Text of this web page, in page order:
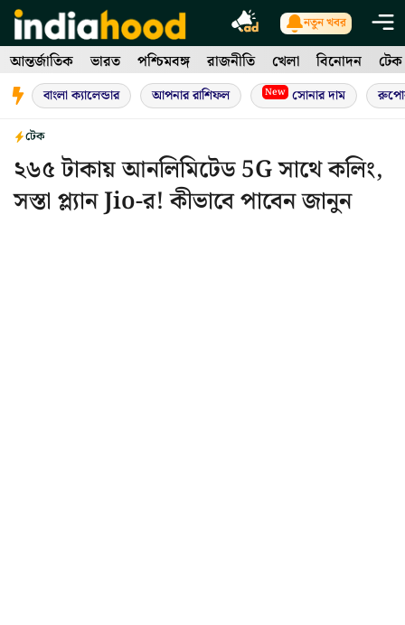
Skip
to
content
নতুন খবর
আন্তর্জাতিক ভারত পশ্চিমবঙ্গ রাজনীতি খেলা বিনোদন টেক
বাংলা ক্যালেন্ডার আপনার রাশিফল New সোনার দাম
টেক
২৬৫ টাকায় আনলিমিটেড 5G সাথে কলিং,
সস্তা প্ল্যান Jio-র! কীভাবে পাবেন জানুন